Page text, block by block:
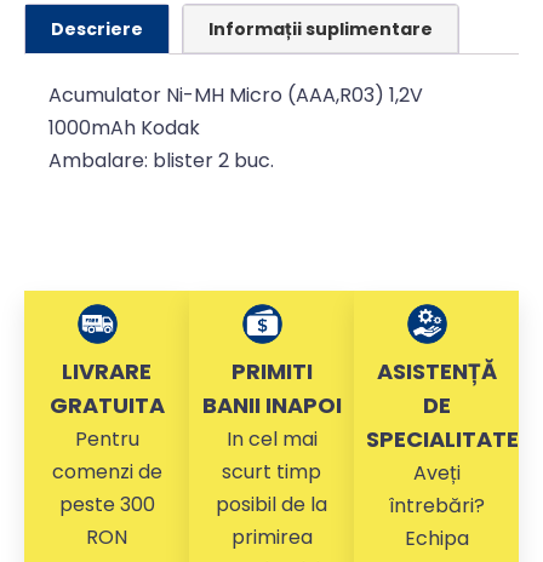
Descriere Informații suplimentare
Acumulator Ni-MH Micro (AAA,R03) 1,2V
1000mAh Kodak
Ambalare: blister 2 buc.
LIVRARE
GRATUITA
Pentru
comenzi de
peste 300
RON
PRIMITI
BANII INAPOI
In cel mai
scurt timp
posibil de la
primirea
ASISTENȚĂ
DE
SPECIALITATE
Aveți
întrebări?
Echipa